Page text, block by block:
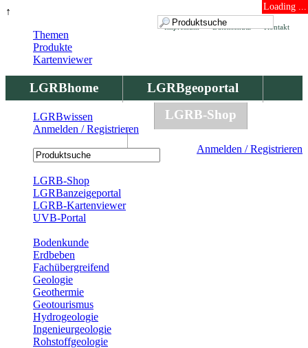
↑ Loading ...
Kontakt
Datenschutz
Impressum
LGRBhome
LGRBgeoportal
LGRBbohrungen
LGRB-Shop
Anmelden / Registrieren
Themen
Produkte
Kartenviewer
LGRBwissen
Anmelden / Registrieren
LGRB-Shop
LGRBanzeigeportal
LGRB-Kartenviewer
UVB-Portal
Bodenkunde
Erdbeben
Fachübergreifend
Geologie
Geothermie
Geotourismus
Hydrogeologie
Ingenieurgeologie
Rohstoffgeologie